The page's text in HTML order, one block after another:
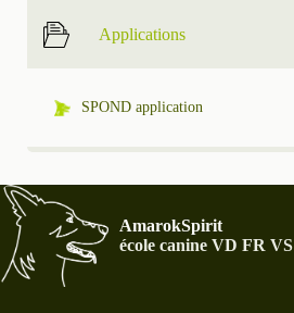
Applications
SPOND application
AmarokSpirit
école canine VD FR VS